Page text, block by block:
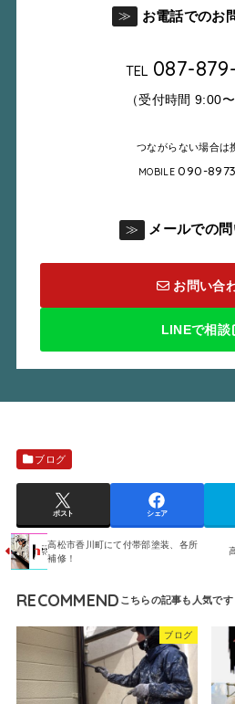
≫ お電話でのお
TEL 087-
（受付時間 9:00
つながらない場合は
MOBILE090-
≫ メールでの
お問い合
LINEで相談
ブログ
ポスト シェア
高松市香川町にて付帯部塗装、各所
補修！
RECOMMEND
ブログ